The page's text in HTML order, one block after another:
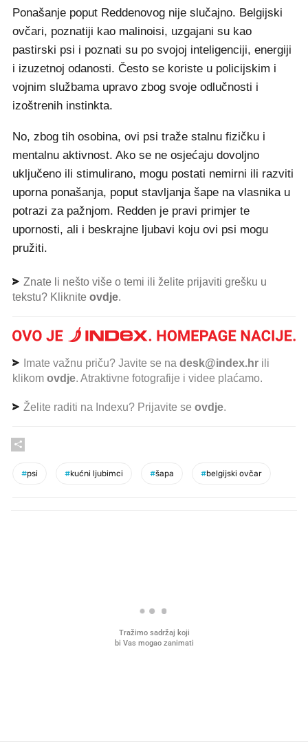
Ponašanje poput Reddenovog nije slučajno. Belgijski
ovčari, poznatiji kao malinoisi, uzgajani su kao
pastirski psi i poznati su po svojoj inteligenciji, energiji
i izuzetnoj odanosti. Često se koriste u policijskim i
vojnim službama upravo zbog svoje odlučnosti i
izoštrenih instinkta.
No, zbog tih osobina, ovi psi traže stalnu fizičku i
mentalnu aktivnost. Ako se ne osjećaju dovoljno
uključeno ili stimulirano, mogu postati nemirni ili razviti
uporna ponašanja, poput stavljanja šape na vlasnika u
potrazi za pažnjom. Redden je pravi primjer te
upornosti, ali i beskrajne ljubavi koju ovi psi mogu
pružiti.
Znate li nešto više o temi ili želite prijaviti grešku u
tekstu? Kliknite ovdje.
Imate važnu priču? Javite se na desk@index.hr ili
klikom ovdje. Atraktivne fotografije i videe plaćamo.
Želite raditi na Indexu? Prijavite se ovdje.
#psi #kućni ljubimci #šapa #belgijski ovčar